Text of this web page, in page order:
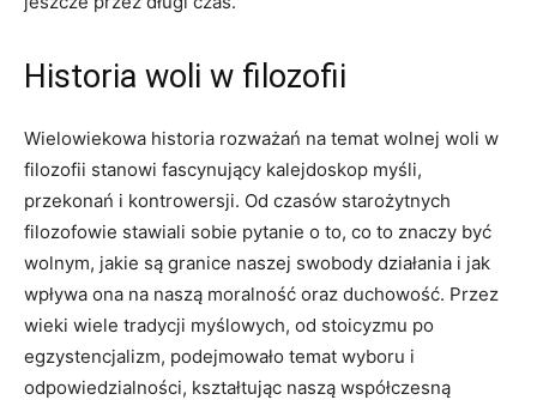
Historia woli w filozofii
Wielowiekowa‍ historia rozważań na‌ temat wolnej woli w
filozofii stanowi fascynujący kalejdoskop myśli,⁤
przekonań i kontrowersji. ​Od czasów starożytnych
filozofowie‍ stawiali sobie pytanie o to, co⁢ to znaczy być
wolnym, jakie są granice naszej swobody działania i ‍jak
⁢wpływa ona na naszą moralność‍ oraz duchowość.‌ Przez⁤
wieki wiele‌ tradycji⁣ myślowych, od stoicyzmu‌ po
egzystencjalizm, podejmowało temat wyboru‍ i
odpowiedzialności, kształtując naszą współczesną